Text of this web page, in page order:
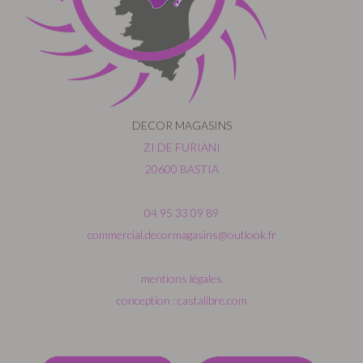
DECOR MAGASINS
ZI DE FURIANI
20600 BASTIA
04 95 33 09 89
commercial.decormagasins@outlook.fr
mentions légales
conception : castalibre.com